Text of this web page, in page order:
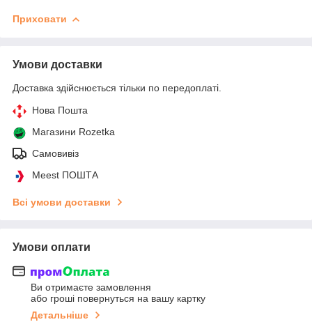
Приховати
Умови доставки
Доставка здійснюється тільки по передоплаті.
Нова Пошта
Магазини Rozetka
Самовивіз
Meest ПОШТА
Всі умови доставки
Умови оплати
Ви отримаєте замовлення
або гроші повернуться на вашу картку
Детальніше